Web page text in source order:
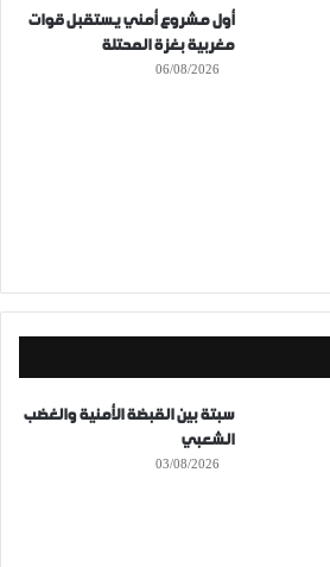
أول مشروع أمني يستقبل قوات
مغربية بغزة المحتلة
06/08/2026
سبتة بين القبضة الأمنية والغضب
الشعبي
03/08/2026